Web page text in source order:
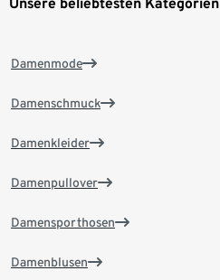
Unsere beliebtesten Kategorien
Damenmode
Damenschmuck
Damenkleider
Damenpullover
Damensporthosen
Damenblusen